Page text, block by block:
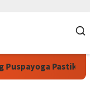
Pastikan